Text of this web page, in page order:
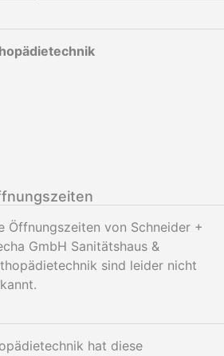
Öffnungszeiten von Schneider +
GmbH Sanitätshaus &
sind leider nicht
hat diese